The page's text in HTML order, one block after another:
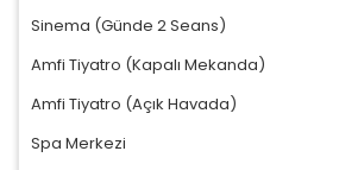
Sinema (Günde 2 Seans)
Amfi Tiyatro (Kapalı Mekanda)
Amfi Tiyatro (Açık Havada)
Spa Merkezi